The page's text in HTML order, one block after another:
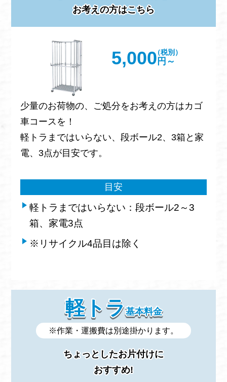
お考えの方はこちら
5,000 円～
（税別）
少量のお荷物の、ご処分をお考えの方はカゴ
車コースを！
軽トラまではいらない、段ボール2、3箱と家
電、3点が目安です。
目安
軽トラまではいらない：段ボール2～3
箱、家電3点
※リサイクル4品目は除く
軽トラ基本料金
※作業・運搬費は別途掛かります。
ちょっとしたお片付けに
おすすめ!